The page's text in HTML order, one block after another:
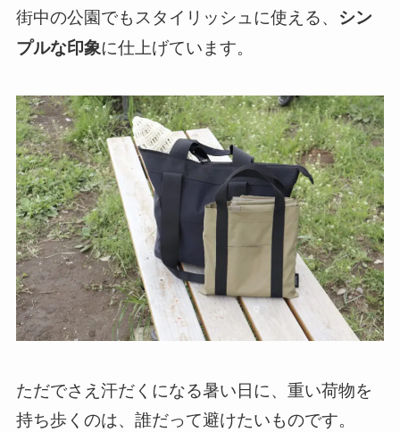
街中の公園でもスタイリッシュに使える、 シン
プルな印象に仕上げています。
ただでさえ汗だくになる暑い日に、重い荷物を
持ち歩くのは、誰だって避けたいものです。